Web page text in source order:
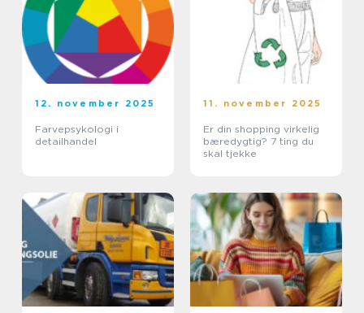
12. november 2025
Farvepsykologi i
detailhandel
11. november 2025
Er din shopping virkelig
bæredygtig? 7 ting du
skal tjekke